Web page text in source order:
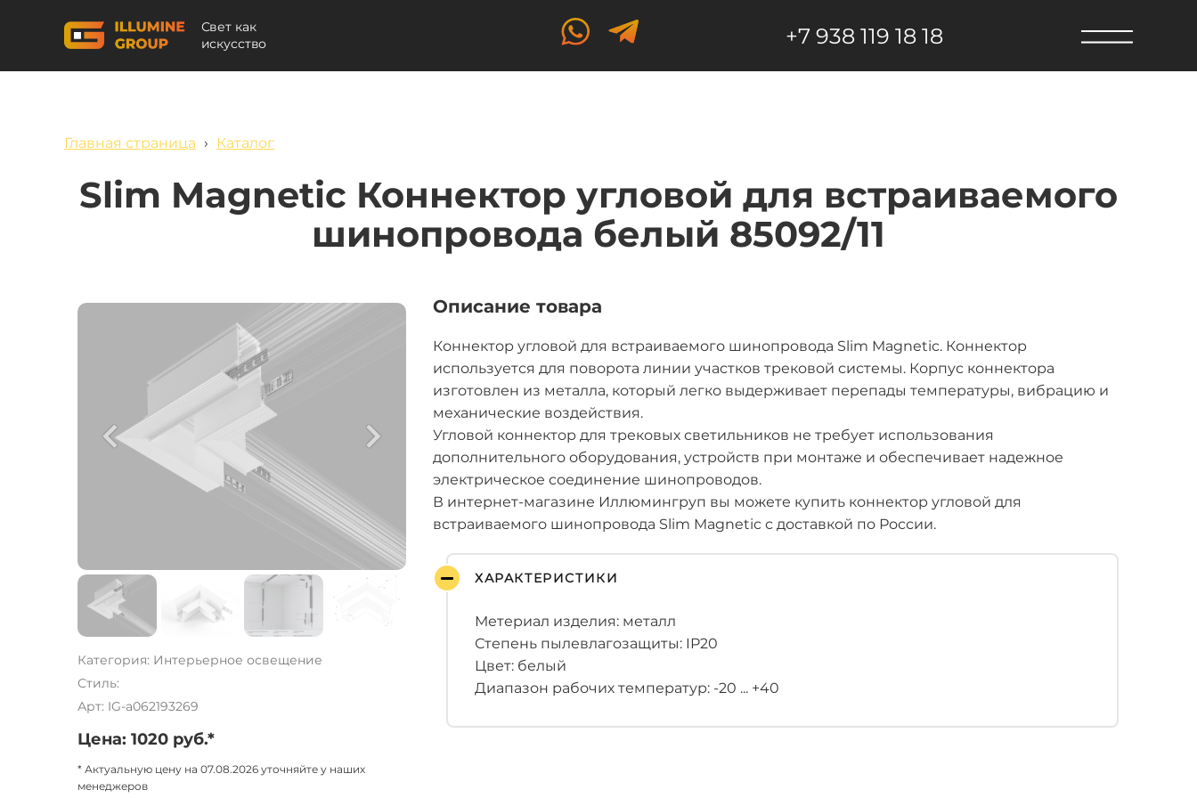
Свет как
искусство
+7 938 119 18 18
Главная страница › Каталог
Slim Magnetic Коннектор угловой для встраиваемого
шинопровода белый 85092/11
Категория: Интерьерное освещение
Стиль:
Арт: IG-a062193269
Цена: 1020 руб.*
* Актуальную цену на 07.08.2026 уточняйте у наших
менеджеров
Описание товара
Коннектор угловой для встраиваемого шинопровода Slim Magnetic. Коннектор
используется для поворота линии участков трековой системы. Корпус коннектора
изготовлен из металла, который легко выдерживает перепады температуры, вибрацию и
механические воздействия.
Угловой коннектор для трековых светильников не требует использования
дополнительного оборудования, устройств при монтаже и обеспечивает надежное
электрическое соединение шинопроводов.
В интернет-магазине Иллюмингруп вы можете купить коннектор угловой для
встраиваемого шинопровода Slim Magnetic с доставкой по России.
ХАРАКТЕРИСТИКИ
Метериал изделия: металл
Степень пылевлагозащиты: IP20
Цвет: белый
Диапазон рабочих температур: -20 ... +40